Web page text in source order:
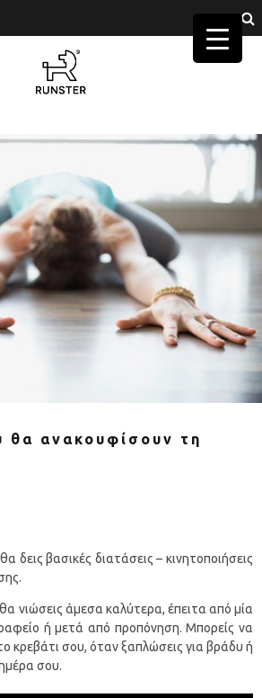
θα ανακουφίσουν τη
δεις βασικές διατάσεις – κινητοποιήσεις
νιώσεις άμεσα καλύτερα, έπειτα από μία
ή μετά από προπόνηση. Μπορείς να
κρεβάτι σου, όταν ξαπλώσεις για βράδυ ή
σου.